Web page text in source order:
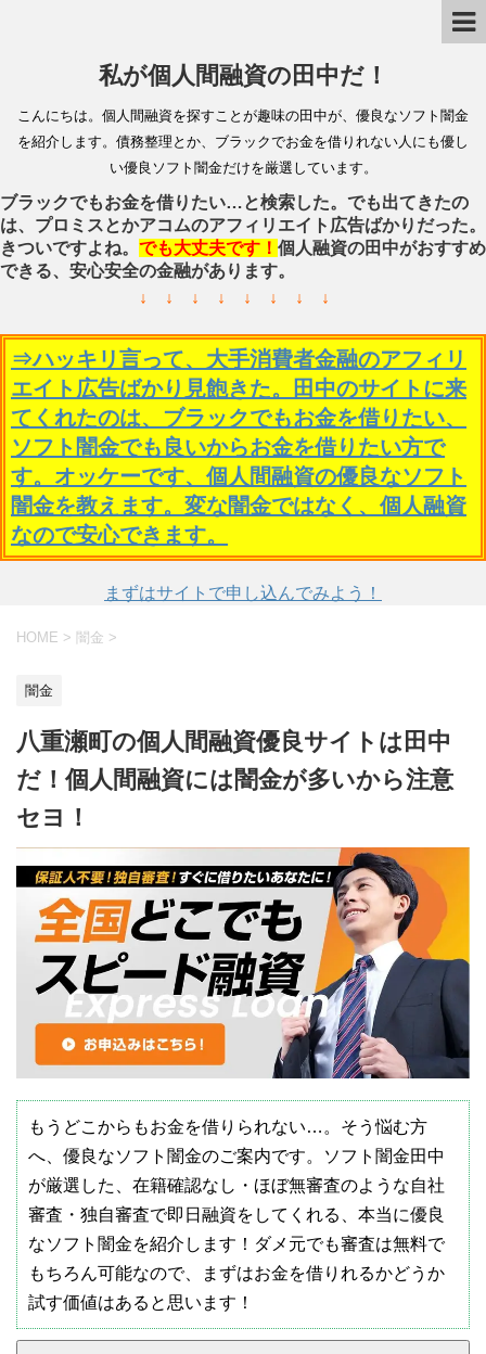
私が個人間融資の田中だ！
こんにちは。個人間融資を探すことが趣味の田中が、優良なソフト闇金
を紹介します。債務整理とか、ブラックでお金を借りれない人にも優し
い優良ソフト闇金だけを厳選しています。
ブラックでもお金を借りたい…と検索した。でも出てきたの
は、プロミスとかアコムのアフィリエイト広告ばかりだった。
きついですよね。 でも大丈夫です！ 個人融資の田中がおすすめ
できる、安心安全の金融があります。
↓ ↓ ↓ ↓ ↓ ↓ ↓ ↓
⇒ハッキリ言って、大手消費者金融のアフィリ
エイト広告ばかり見飽きた。田中のサイトに来
てくれたのは、ブラックでもお金を借りたい、
ソフト闇金でも良いからお金を借りたい方で
す。オッケーです、個人間融資の優良なソフト
闇金を教えます。変な闇金ではなく、個人融資
なので安心できます。
まずはサイトで申し込んでみよう！
HOME > 闇金 >
闇金
八重瀬町の個人間融資優良サイトは田中
だ！個人間融資には闇金が多いから注意
セヨ！
もうどこからもお金を借りられない…。そう悩む方
へ、優良なソフト闇金のご案内です。ソフト闇金田中
が厳選した、在籍確認なし・ほぼ無審査のような自社
審査・独自審査で即日融資をしてくれる、本当に優良
なソフト闇金を紹介します！ダメ元でも審査は無料で
もちろん可能なので、まずはお金を借りれるかどうか
試す価値はあると思います！